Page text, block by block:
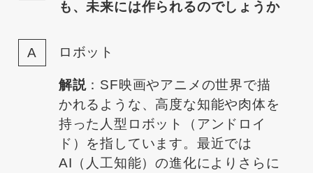
も、未来には作られるのでしょうか
ロボット
解説：SF映画やアニメの世界で描
かれるような、高度な知能や肉体を
持った人型ロボット（アンドロイ
ド）を指しています。最近では
AI（人工知能）の進化によりさらに